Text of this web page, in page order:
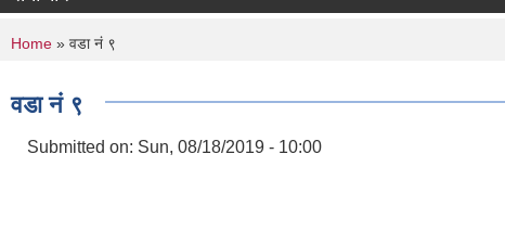
You are here
Home » वडा नं ९
वडा नं ९
Submitted on: Sun, 08/18/2019 - 10:00